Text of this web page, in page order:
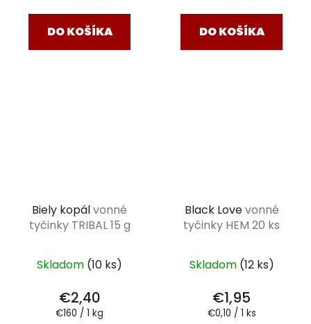
DO KOŠÍKA DO KOŠÍKA
Biely kopálvonné
tyčinky TRIBAL 15 g
Skladom (10 ks)
€2,40
Jednotková
€160 / 1 kg
Black Lovevonné
tyčinky HEM 20 ks
Skladom (12 ks)
€1,95
Jednotková
€0,10 / 1 ks